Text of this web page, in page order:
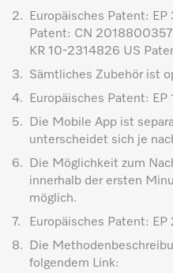
2.
Europäisches Patent:
Patent: CN
KR 10-2314826 US
3.
Sämtliches Zubehör ist
4.
Europäisches Patent: EP
5.
Die Mobile App ist
unterscheidet sich je
6.
Die Möglichkeit zum
innerhalb der ersten
möglich.
7.
Europäisches Patent:
8.
Die
folgendem Link: